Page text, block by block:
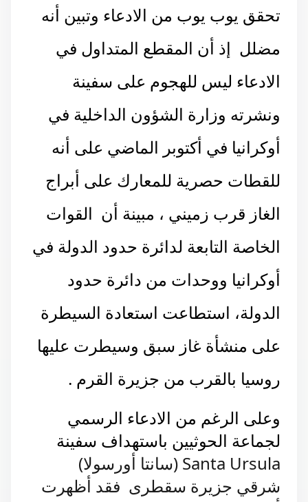
تحقق يوب يوب من الادعاء وتبين أنه
مضلل إذ أن المقطع المتداول في
الادعاء ليس للهجوم على سفينة
ونشرته وزارة الشؤون الداخلية في
أوكرانيا في أكتوبر الماضي على أنه
للقطات حصرية للمعارك على أبراج
الغاز قرب زميني ، مبينة أن القوات
الخاصة التابعة لدائرة حدود الدولة في
أوكرانيا ووحدات من دائرة حدود
الدولة، استطاعت استعادة السيطرة
على منشأة غاز سبق وسيطرت عليها
روسيا بالقرب من جزيرة القرم .
وعلى الرغم من الادعاء الرسمي
لجماعة الحوثيين باستهداف سفينة
Santa Ursula (سانتا أورسولا)
شرقي جزيرة سقطرى فقد أظهرت